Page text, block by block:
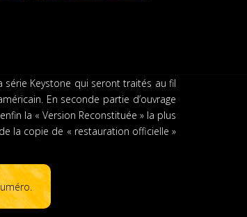
Keystone qui seront traités au fil
En seconde partie d’ouvrage
la « Version Reconstituée » la plus
la copie de « restauration officielle »